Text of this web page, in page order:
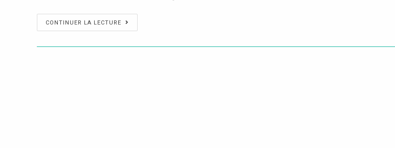
CONTINUER LA LECTURE